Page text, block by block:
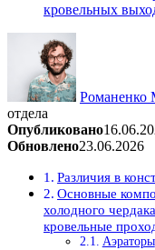
кровельных
Романенко
отдела
Опубликовано
Обновлено23.06.2026
Различия в
Основные
холодного
кровельные
Аэраторы